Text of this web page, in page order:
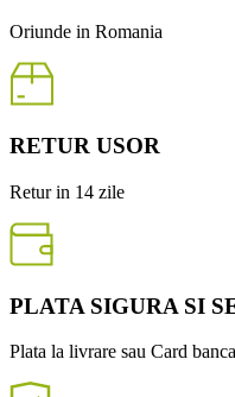
Oriunde in Romania
RETUR USOR
Retur in 14 zile
PLATA SIGURA SI
Plata la livrare sau Card